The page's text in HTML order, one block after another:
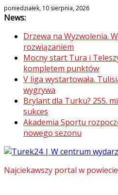
Skip
to
poniedziałek, 10 sierpnia, 2026
News:
Drzewa na Wyzwolenia.
rozwiązaniem
Mocny start Tura i
kompletem punktów
V liga wystartowała.
wygrywa
Brylant dla Turku? 255.
sukces
Akademia Sportu
nowego sezonu
Najciekawszy portal w powiecie